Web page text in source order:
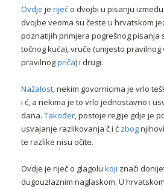
Ovdje je riječo dvojbi u pisanju
dvojbe veoma su česte u hrvatskom
poznatijih primjera pogrešnog pisanja
točnog kuća), vruče (umjesto pravilnog
pravilnogpriča) i drugi.
Nažalost, nekim govornicima je vrlo
i ć, a nekima je to vrlo jednostavno i
dana. Također, postoje regije gdje je
usvajanje razlikovanja č i ć zbog
te razlike nisu očite.
Ovdje je riječ o glagolu koji znači
dugouzlaznim naglaskom. U